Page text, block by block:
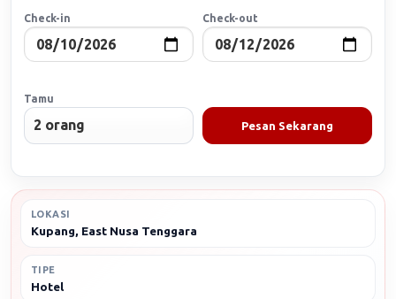
Check-in Check-out
Tamu
Pesan Sekarang
LOKASI
Kupang, East Nusa Tenggara
TIPE
Hotel